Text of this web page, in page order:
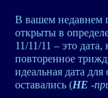
В вашем недавнем
открыты в
11/11/11 – это
повторенное
идеальная дата
оставались (НЕ -